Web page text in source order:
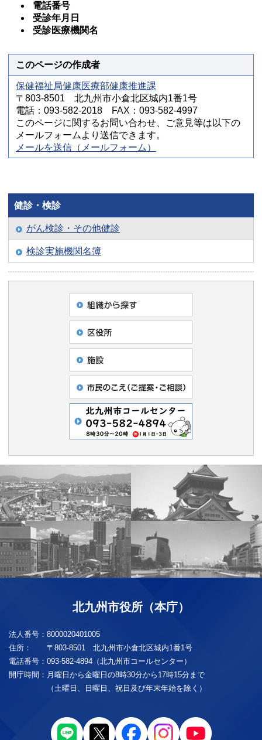
電話番号
受診年月日
受診医療機関名
このページの作成者
保健福祉局健康医療部健康推進課
〒803-8501 北九州市小倉北区城内1番1号
電話：093-582-2018 FAX：093-582-4997
このページに関するお問い合わせ、ご意見等は以下の
メールフォームより送信できます。
メールを送信（メールフォーム）
健診・検診
がん検診・その他健診
検診実施機関名簿
北九州市役所（本庁）
法人番号： 8000020401005
住所：
〒803-8501 北九州市小倉北区城内1番1号
電話番号： 093-582-4894（北九州市コールセンター）
開庁時間： 月曜日から金曜日の8時30分から17時15分まで
（土曜日、日曜日、祝日及び年末年始を除く）